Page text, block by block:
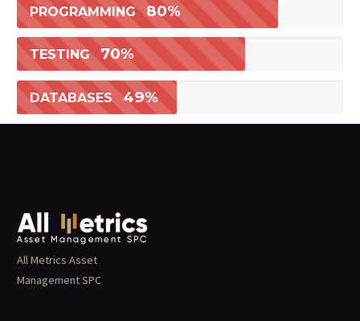
PROGRAMMING 80%
TESTING 70%
DATABASES 49%
All Metrics Asset
Management SPC